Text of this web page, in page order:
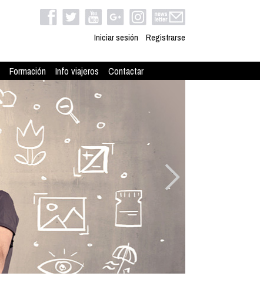
Iniciar sesión Registrarse
Formación Info viajeros Contactar